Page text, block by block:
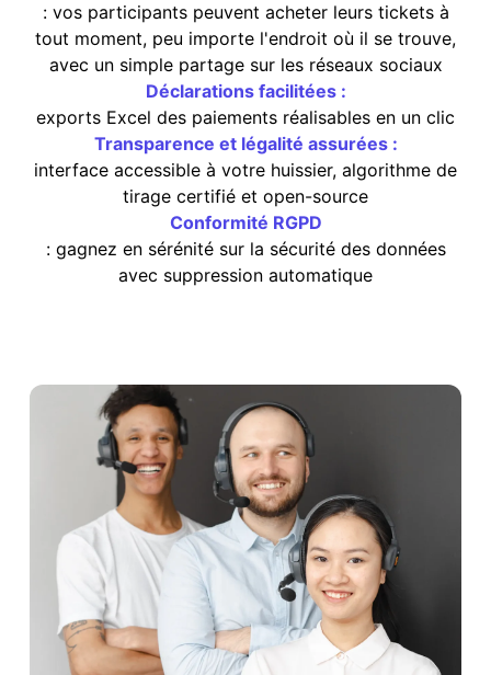
: vos participants peuvent acheter leurs tickets à
tout moment, peu importe l'endroit où il se trouve,
avec un simple partage sur les réseaux sociaux
Déclarations facilitées :
exports Excel des paiements réalisables en un clic
Transparence et légalité assurées :
interface accessible à votre huissier, algorithme de
tirage certifié et open-source
Conformité RGPD
: gagnez en sérénité sur la sécurité des données
avec suppression automatique